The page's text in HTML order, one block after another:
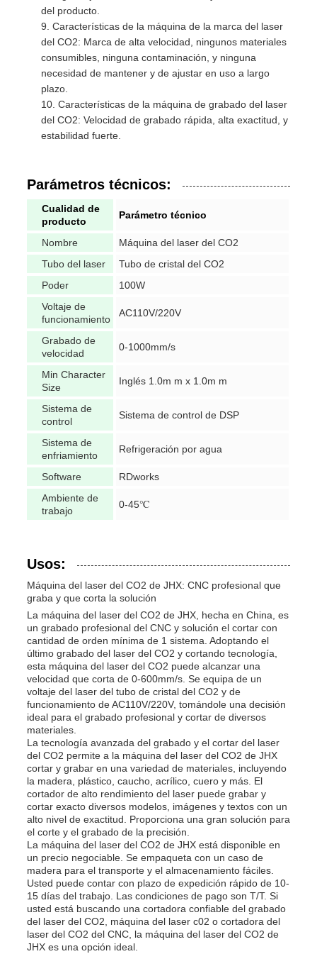
del producto.
Características de la máquina de la marca del laser
del CO2: Marca de alta velocidad, ningunos materiales
consumibles, ninguna contaminación, y ninguna
necesidad de mantener y de ajustar en uso a largo
plazo.
Características de la máquina de grabado del laser
del CO2: Velocidad de grabado rápida, alta exactitud, y
estabilidad fuerte.
Parámetros técnicos:
Cualidad de
producto
Parámetro técnico
Nombre
Máquina del laser del CO2
Tubo del laser
Tubo de cristal del CO2
Poder
100W
Voltaje de
funcionamiento
AC110V/220V
Grabado de
velocidad
0-1000mm/s
Min Character
Size
Inglés 1.0m m x 1.0m m
Sistema de
control
Sistema de control de DSP
Sistema de
enfriamiento
Refrigeración por agua
Software
RDworks
Ambiente de
trabajo
0-45℃
Usos:
Máquina del laser del CO2 de JHX: CNC profesional que
graba y que corta la solución
La máquina del laser del CO2 de JHX, hecha en China, es
un grabado profesional del CNC y solución el cortar con
cantidad de orden mínima de 1 sistema. Adoptando el
último grabado del laser del CO2 y cortando tecnología,
esta máquina del laser del CO2 puede alcanzar una
velocidad que corta de 0-600mm/s. Se equipa de un
voltaje del laser del tubo de cristal del CO2 y de
funcionamiento de AC110V/220V, tomándole una decisión
ideal para el grabado profesional y cortar de diversos
materiales.
La tecnología avanzada del grabado y el cortar del laser
del CO2 permite a la máquina del laser del CO2 de JHX
cortar y grabar en una variedad de materiales, incluyendo
la madera, plástico, caucho, acrílico, cuero y más. El
cortador de alto rendimiento del laser puede grabar y
cortar exacto diversos modelos, imágenes y textos con un
alto nivel de exactitud. Proporciona una gran solución para
el corte y el grabado de la precisión.
La máquina del laser del CO2 de JHX está disponible en
un precio negociable. Se empaqueta con un caso de
madera para el transporte y el almacenamiento fáciles.
Usted puede contar con plazo de expedición rápido de 10-
15 días del trabajo. Las condiciones de pago son T/T. Si
usted está buscando una cortadora confiable del grabado
del laser del CO2, máquina del laser c02 o cortadora del
laser del CO2 del CNC, la máquina del laser del CO2 de
JHX es una opción ideal.